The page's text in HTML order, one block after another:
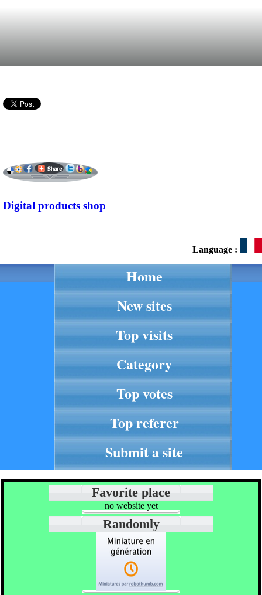
Digital products shop
Language :
Home
New sites
Top visits
Category
Top votes
Top referer
Submit a site
Favorite place
no website yet
Randomly